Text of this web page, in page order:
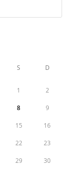
S D
1 2
8 9
15 16
22 23
29 30